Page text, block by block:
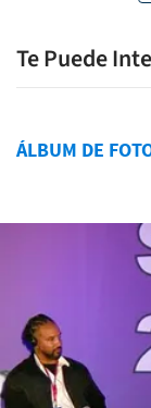
Te Puede
ÁLBUM DE